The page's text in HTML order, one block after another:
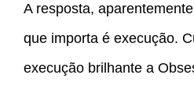
A resposta,
que importa é execução.
execução brilhante a